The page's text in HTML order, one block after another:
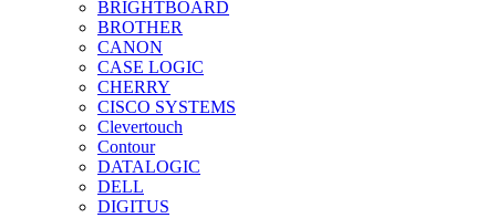
BRIGHTBOARD
BROTHER
CANON
CASE LOGIC
CHERRY
CISCO SYSTEMS
Clevertouch
Contour
DATALOGIC
DELL
DIGITUS